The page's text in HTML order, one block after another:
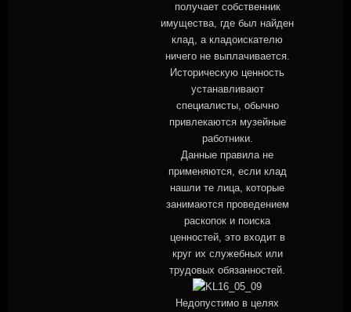
получает собственник
имущества, где был найден
клад, а кладоискателю
ничего не выплачивается.
Историческую ценность
устанавливают
специалисты, обычно
привлекаются музейные
работники.
Данные правила не
применяются, если клад
нашли те лица, которые
занимаются проведением
раскопок и поиска
ценностей, это входит в
круг их служебных или
трудовых обязанностей.
Недопустимо в целях